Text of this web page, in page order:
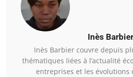
Inès Barbier
Inès Barbier couvre depuis
thématiques liées à l’actualité
entreprises et les évolutions